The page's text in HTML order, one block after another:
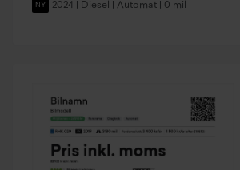
NY 2024 | Diesel | Automat | 0 mil